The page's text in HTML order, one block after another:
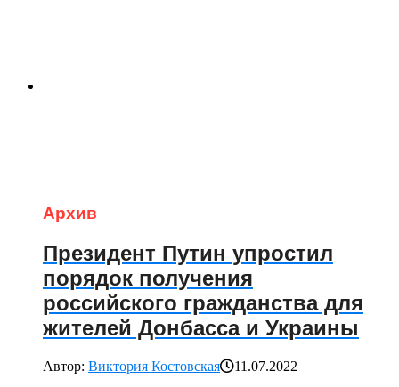
Архив
Президент Путин упростил
порядок получения
российского гражданства для
жителей Донбасса и Украины
Автор: Виктория Костовская
11.07.2022